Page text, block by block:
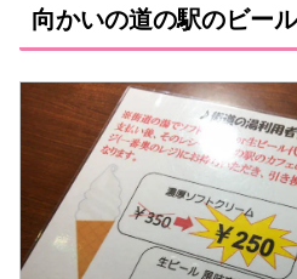
向かいの道の駅のビー